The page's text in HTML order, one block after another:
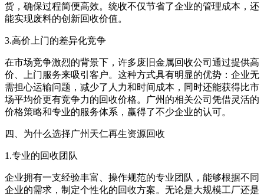
货，确保过程简便高效。统收不仅节省了企业的管理成本，还
能实现废料的创新回收价值。
3.高价上门的差异化竞争
在市场竞争激烈的背景下，许多废旧金属回收公司通过提供高
价、上门服务来吸引客户。这种方式具有明显的优势：企业无
需担心运输问题，减少了人力和时间成本，同时还能获得比市
场平均价更有竞争力的回收价格。广州的相关公司凭借灵活的
价格策略和专业的服务体系，赢得了不少企业的认可。
四、为什么选择广州天仁再生资源回收
1.专业的回收团队
企业拥有一支经验丰富、操作规范的专业团队，能够根据不同
企业的需求，制定个性化的回收方案。无论是大规模工厂还是